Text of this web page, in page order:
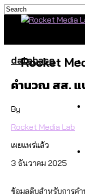
Rocket
database
คำนวณ สส.
By
Rocket Media Lab
เผยแพร่แล้ว
3 ธันวาคม 2025
ข้อมูลดิบสำหรับการค